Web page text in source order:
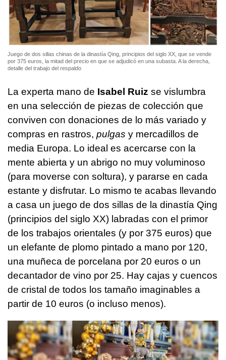
Juego de dos sillas chinas de la dinastía Qing, principios del siglo XX, que se vende
por 375 euros, la mitad del precio en que se adjudicó en una subasta. A la derecha,
detalle del trabajo del respaldo
La experta mano de Isabel Ruiz se vislumbra
en una selección de piezas de colección que
conviven con donaciones de lo más variado y
compras en rastros, pulgas y mercadillos de
media Europa. Lo ideal es acercarse con la
mente abierta y un abrigo no muy voluminoso
(para moverse con soltura), y pararse en cada
estante y disfrutar. Lo mismo te acabas llevando
a casa un juego de dos sillas de la dinastía Qing
(principios del siglo XX) labradas con el primor
de los trabajos orientales (y por 375 euros) que
un elefante de plomo pintado a mano por 120,
una muñeca de porcelana por 20 euros o un
decantador de vino por 25. Hay cajas y cuencos
de cristal de todos los tamaño imaginables a
partir de 10 euros (o incluso menos).